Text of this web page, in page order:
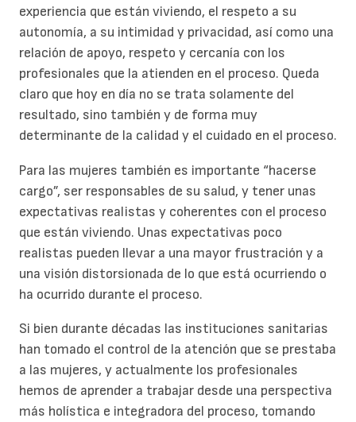
experiencia que están viviendo, el respeto a su
autonomía, a su intimidad y privacidad, así como una
relación de apoyo, respeto y cercanía con los
profesionales que la atienden en el proceso. Queda
claro que hoy en día no se trata solamente del
resultado, sino también y de forma muy
determinante de la calidad y el cuidado en el proceso.
Para las mujeres también es importante “hacerse
cargo”, ser responsables de su salud, y tener unas
expectativas realistas y coherentes con el proceso
que están viviendo. Unas expectativas poco
realistas pueden llevar a una mayor frustración y a
una visión distorsionada de lo que está ocurriendo o
ha ocurrido durante el proceso.
Si bien durante décadas las instituciones sanitarias
han tomado el control de la atención que se prestaba
a las mujeres, y actualmente los profesionales
hemos de aprender a trabajar desde una perspectiva
más holística e integradora del proceso, tomando